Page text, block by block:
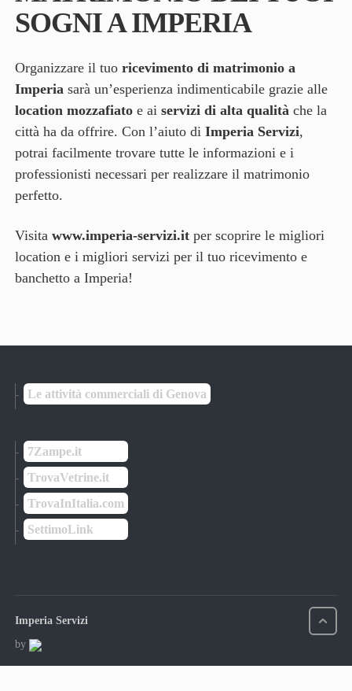
SOGNI A IMPERIA
Organizzare il tuo ricevimento di matrimonio a
Imperiasarà un’esperienza indimenticabile grazie alle
location mozzafiatoe ai servizi di alta qualitàche la
città ha da offrire. Con l’aiuto di Imperia Servizi,
potrai facilmente trovare tutte le informazioni e i
professionisti necessari per realizzare il matrimonio
perfetto.
Visita www.imperia-servizi.itper scoprire le migliori
location e i migliori servizi per il tuo ricevimento e
banchetto a Imperia!
Le attività commerciali di Genova
7Zampe.it
TrovaVetrine.it
TrovaInItalia.com
SettimoLink
Imperia Servizi
by